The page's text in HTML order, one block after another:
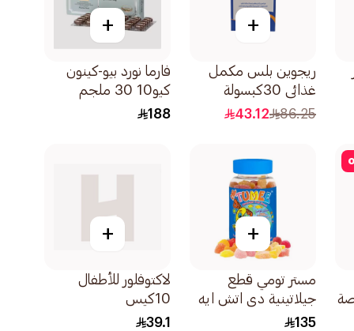
+
ريجوين بلس مكمل
غذائي 30كبسولة
86.25
43.12
+
فارما نورد بيو-كينون
كيو10 30 ملجم
30كبسولة
188
+
مستر تومي قطع
جيلاتينية دي اتش ايه
135
+
لاكتوفلور للأطفال
10كيس
39.1